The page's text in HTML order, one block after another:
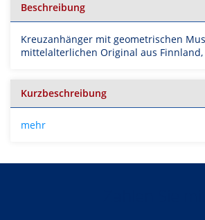
Beschreibung
Kreuzanhänger mit geometrischen
mittelalterlichen Original aus Finnland,
Kurzbeschreibung
mehr